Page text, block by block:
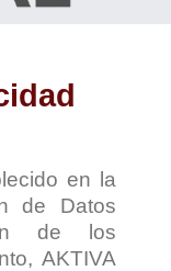
en la
de Datos
de los
AKTIVA